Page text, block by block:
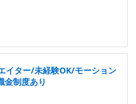
イター/未経験OK/モーション
金制度あり